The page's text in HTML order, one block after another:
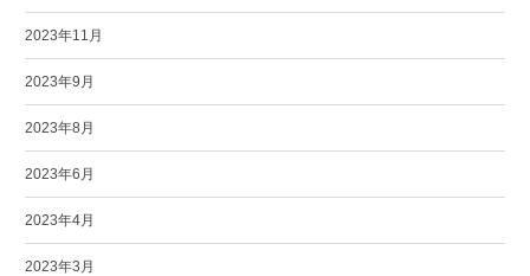
2023年11月
2023年9月
2023年8月
2023年6月
2023年4月
2023年3月